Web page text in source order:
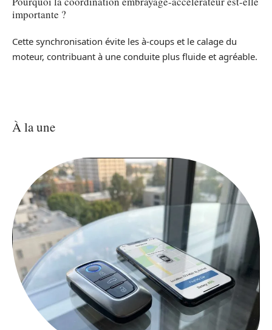
importante ?
Cette synchronisation évite les à-coups et le calage du
moteur, contribuant à une conduite plus fluide et agréable.
À la une